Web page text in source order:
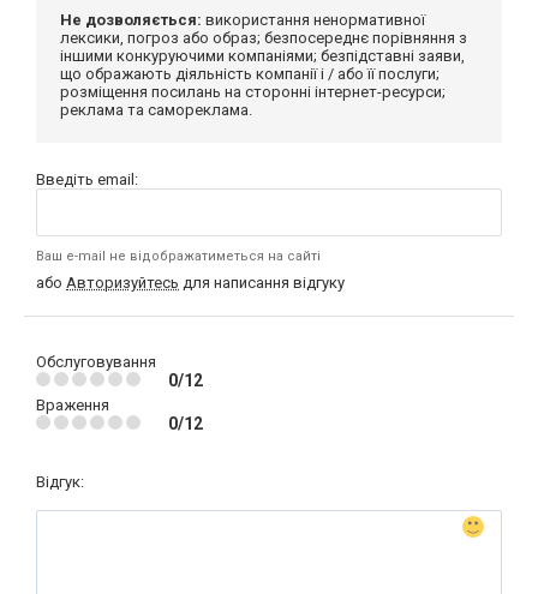
Не дозволяється: використання ненормативної
лексики, погроз або образ; безпосереднє порівняння з
іншими конкуруючими компаніями; безпідставні заяви,
що ображають діяльність компанії і / або її послуги;
розміщення посилань на сторонні інтернет-ресурси;
реклама та самореклама.
Введіть email:
Ваш e-mail не відображатиметься на сайті
або Авторизуйтесь для написання відгуку
Обслуговування
0/12
Враження
0/12
Відгук: